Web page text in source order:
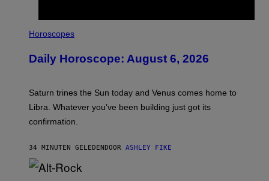
L
S
T
I
N
R
E
E
Horoscopes
Daily Horoscope: August 6, 2026
Saturn trines the Sun today and Venus comes home to
Libra. Whatever you’ve been building just got its
confirmation.
34 MINUTEN GELEDEN DOOR ASHLEY FIKE